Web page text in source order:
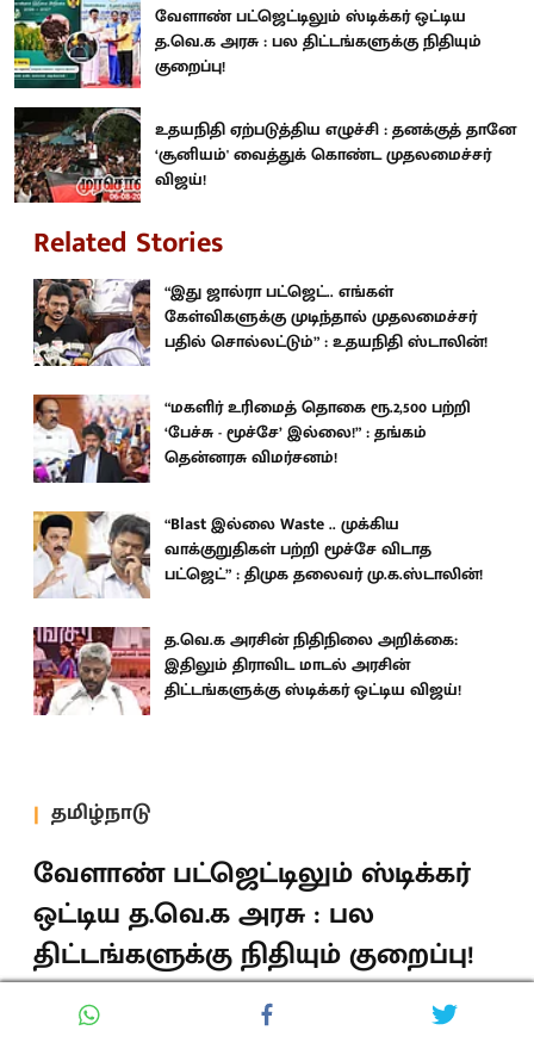
வேளாண் பட்ஜெட்டிலும் ஸ்டிக்கர் ஒட்டிய
த.வெ.க அரசு : பல திட்டங்களுக்கு நிதியும்
குறைப்பு!
உதயநிதி ஏற்படுத்திய எழுச்சி : தனக்குத் தானே
‘சூனியம்' வைத்துக் கொண்ட முதலமைச்சர்
விஜய்!
Related Stories
“இது ஜால்ரா பட்ஜெட்.. எங்கள்
கேள்விகளுக்கு முடிந்தால் முதலமைச்சர்
பதில் சொல்லட்டும்” : உதயநிதி ஸ்டாலின்!
“மகளிர் உரிமைத் தொகை ரூ.2,500 பற்றி
‘பேச்சு - மூச்சே’ இல்லை!” : தங்கம்
தென்னரசு விமர்சனம்!
“Blast இல்லை Waste .. முக்கிய
வாக்குறுதிகள் பற்றி மூச்சே விடாத
பட்ஜெட்” : திமுக தலைவர் மு.க.ஸ்டாலின்!
த.வெ.க அரசின் நிதிநிலை அறிக்கை:
இதிலும் திராவிட மாடல் அரசின்
திட்டங்களுக்கு ஸ்டிக்கர் ஒட்டிய விஜய்!
தமிழ்நாடு
வேளாண் பட்ஜெட்டிலும் ஸ்டிக்கர்
ஒட்டிய த.வெ.க அரசு : பல
திட்டங்களுக்கு நிதியும் குறைப்பு!
த.வெ.க அரசு தாக்கல் செய்துள்ள வேளாண் பட்ஜெட்